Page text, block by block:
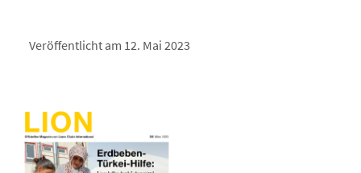
Veröffentlicht am 12. Mai 2023